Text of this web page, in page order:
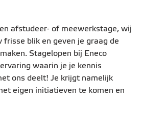
afstudeer- of meewerkstage, wij
frisse blik en geven je graag de
Stagelopen bij Eneco
waarin je je kennis
ons deelt! Je krijgt namelijk
eigen initiatieven te komen en